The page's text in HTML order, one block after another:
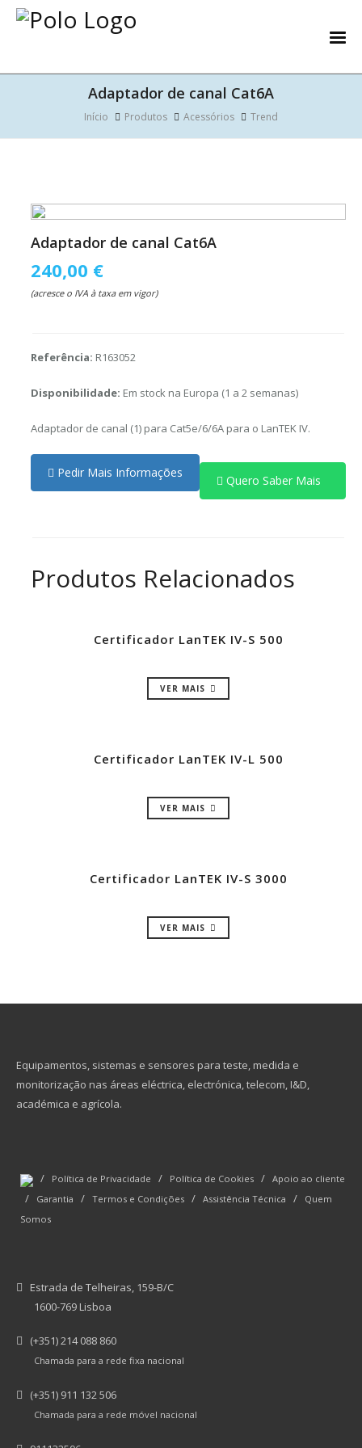
Adaptador de canal Cat6A
Início Produtos Acessórios Trend
Adaptador de canal Cat6A
240,00 €
(acresce o IVA à taxa em vigor)
Referência: R163052
Disponibilidade: Em stock na Europa (1 a 2 semanas)
Adaptador de canal (1) para Cat5e/6/6A para o LanTEK IV.
Pedir Mais Informações
Quero Saber Mais
Produtos Relacionados
Certificador LanTEK IV-S 500
VER MAIS
Certificador LanTEK IV-L 500
VER MAIS
Certificador LanTEK IV-S 3000
VER MAIS
Equipamentos, sistemas e sensores para teste, medida e
monitorização nas áreas eléctrica, electrónica, telecom, I&D,
académica e agrícola.
/ Política de Privacidade / Política de Cookies / Apoio ao cliente
/ Garantia / Termos e Condições / Assistência Técnica /
Quem
Somos
Estrada de Telheiras, 159-B/C
1600-769 Lisboa
(+351) 214 088 860
Chamada para a rede fixa nacional
(+351) 911 132 506
Chamada para a rede móvel nacional